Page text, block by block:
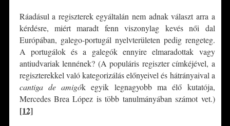
Ráadásul a regiszterek egyáltalán nem adnak választ arra a
kérdésre, miért maradt fenn viszonylag kevés női dal
Európában, galego-portugál nyelvterületen pedig rengeteg.
A portugálok és a galegók ennyire elmaradottak vagy
antiudvariak lennének? (A populáris regiszter címkéjével, a
regiszterekkel való kategorizálás előnyeivel és hátrányaival a
cantiga de amigók egyik legnagyobb ma élő kutatója,
Mercedes Brea López is több tanulmányában számot vet.)
[12]